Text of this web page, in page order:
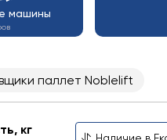
машины
паллет Noblelift
кг